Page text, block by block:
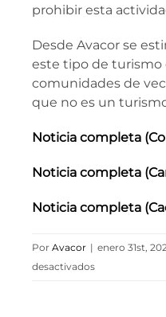
prohibir esta
Desde Avacor se
este tipo de turismo
comunidades de
que no es un
Noticia completa
Noticia completa
Noticia completa
Por Avacor | enero 31st,
desactivadosen